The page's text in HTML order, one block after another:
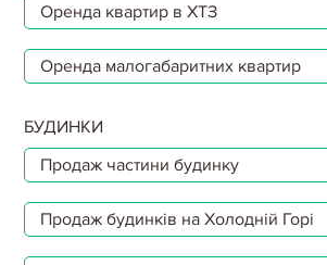
Оренда квартир в ХТЗ
Оренда малогабаритних квартир
БУДИНКИ
Продаж частини будинку
Продаж будинків на Холодній Горі